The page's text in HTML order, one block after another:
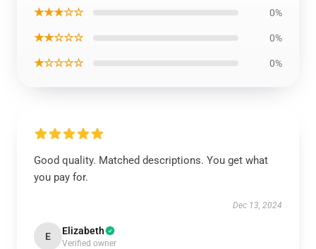
★★★☆☆ 0%
★★☆☆☆ 0%
★☆☆☆☆ 0%
Good quality. Matched descriptions. You get what
you pay for.
Dec 13, 2024
E Elizabeth
Verified owner